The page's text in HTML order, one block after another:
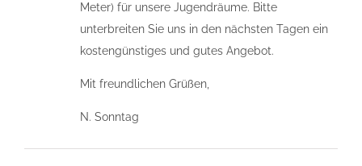
Meter) für unsere Jugendräume. Bitte
unterbreiten Sie uns in den nächsten Tagen ein
kostengünstiges und gutes Angebot.
Mit freundlichen Grüßen,
N. Sonntag